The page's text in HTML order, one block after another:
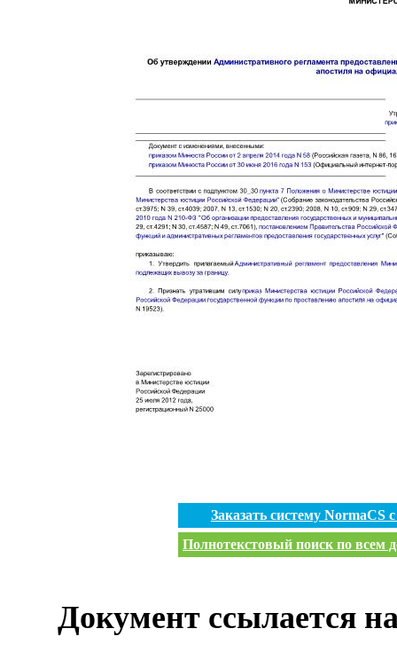
Заказать систему
Полнотекстовый поиск по всем
Документ ссылается